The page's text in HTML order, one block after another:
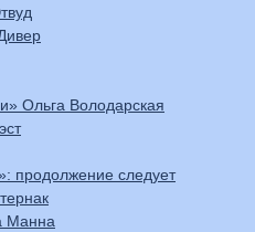
«Две половинки темной души» Ольга Володарская
продолжение следует
Манна